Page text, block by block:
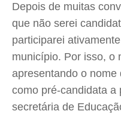
Depois de muitas
que não serei
participarei
município. Por isso, o
apresentando o nome
como pré-candidata a
secretária de